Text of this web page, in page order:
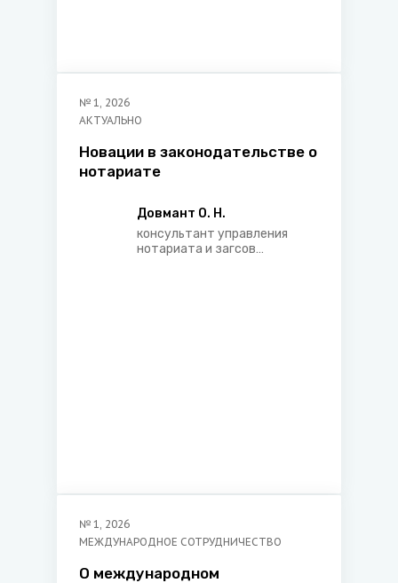
№ 1, 2026
АКТУАЛЬНО
Новации в законодательстве о
нотариате
Довмант О. Н.
консультант управления
нотариата и загсов
№ 1, 2026
МЕЖДУНАРОДНОЕ СОТРУДНИЧЕСТВО
О международном